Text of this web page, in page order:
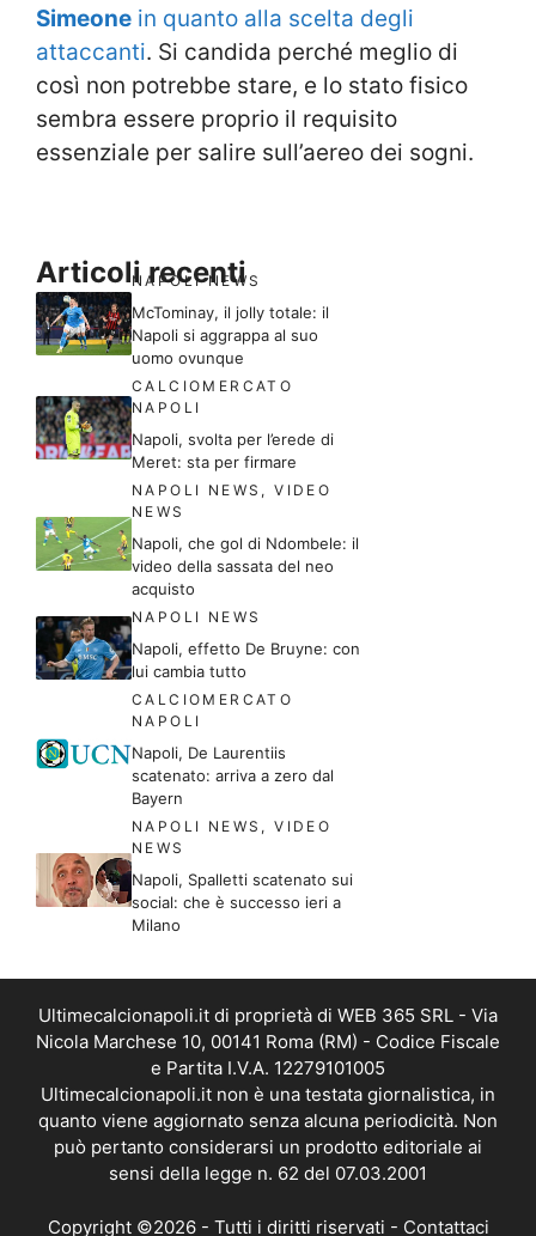
Simeone in quanto alla scelta degli
attaccanti. Si candida perché meglio di
così non potrebbe stare, e lo stato fisico
sembra essere proprio il requisito
essenziale per salire sull’aereo dei sogni.
Articoli recenti
NAPOLI NEWS
McTominay, il jolly totale: il
Napoli si aggrappa al suo
uomo ovunque
CALCIOMERCATO
NAPOLI
Napoli, svolta per l’erede di
Meret: sta per firmare
NAPOLI NEWS ,VIDEO
NEWS
Napoli, che gol di Ndombele: il
video della sassata del neo
acquisto
NAPOLI NEWS
Napoli, effetto De Bruyne: con
lui cambia tutto
CALCIOMERCATO
NAPOLI
Napoli, De Laurentiis
scatenato: arriva a zero dal
Bayern
NAPOLI NEWS ,VIDEO
NEWS
Napoli, Spalletti scatenato sui
social: che è successo ieri a
Milano
Ultimecalcionapoli.it di proprietà di WEB 365 SRL - Via
Nicola Marchese 10, 00141 Roma (RM) - Codice Fiscale
e Partita I.V.A. 12279101005
Ultimecalcionapoli.it non è una testata giornalistica, in
quanto viene aggiornato senza alcuna periodicità. Non
può pertanto considerarsi un prodotto editoriale ai
sensi della legge n. 62 del 07.03.2001
Copyright ©2026 - Tutti i diritti riservati - Contattaci